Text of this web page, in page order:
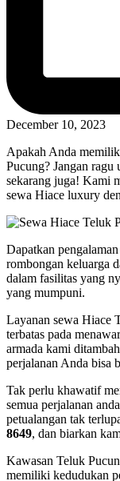
December 10, 2023
Apakah Anda
Pucung? Jangan
sekarang juga! Kami
sewa Hiace luxury
Dapatkan
rombongan keluarga
dalam fasilitas yang
yang mumpuni.
Layanan sewa Hiace
terbatas pada
armada kami
perjalanan Anda bisa
Tak perlu khawatif
semua perjalanan
petualangan tak
8649, dan biarkan
Kawasan Teluk
memiliki kedudukan